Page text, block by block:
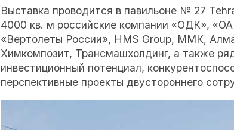
Выставка проводится в павильоне № 27
4000 кв. м российские компании «ОДК»,
«Вертолеты России», HMS Group, ММК,
Химкомпозит, Трансмашхолдинг, а также
инвестиционный потенциал,
перспективные проекты двустороннего